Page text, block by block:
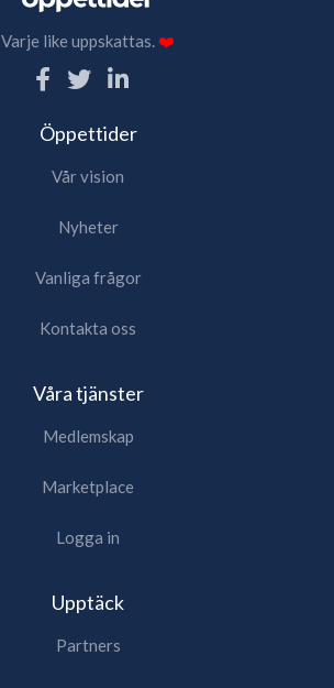
Varje like uppskattas.❤️
Öppettider
Vår vision
Nyheter
Vanliga frågor
Kontakta oss
Våra tjänster
Medlemskap
Marketplace
Logga in
Upptäck
Partners